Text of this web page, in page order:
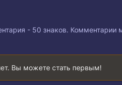
- 50 знаков. Комментарии
Вы можете стать первым!